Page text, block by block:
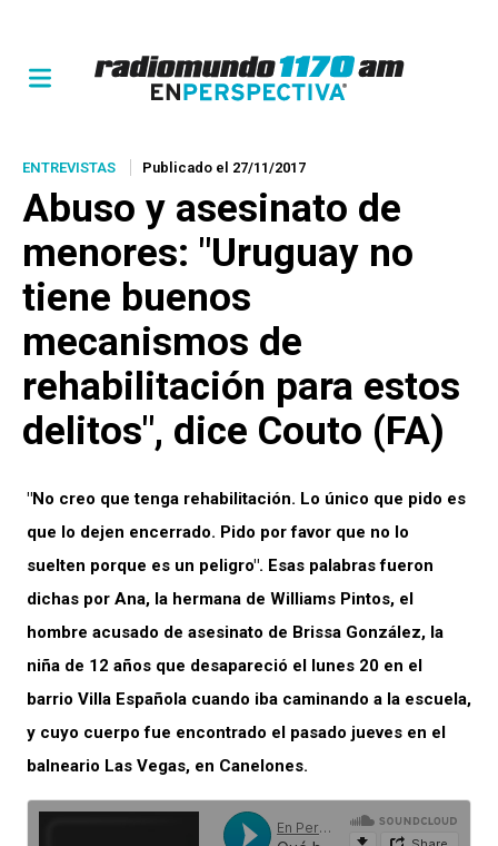
ENTREVISTAS Publicado el 27/11/2017
Abuso y asesinato de
menores: "Uruguay no
tiene buenos
mecanismos de
rehabilitación para estos
delitos", dice Couto (FA)
"No creo que tenga rehabilitación. Lo único que pido es
que lo dejen encerrado. Pido por favor que no lo
suelten porque es un peligro". Esas palabras fueron
dichas por Ana, la hermana de Williams Pintos, el
hombre acusado de asesinato de Brissa González, la
niña de 12 años que desapareció el lunes 20 en el
barrio Villa Española cuando iba caminando a la escuela,
y cuyo cuerpo fue encontrado el pasado jueves en el
balneario Las Vegas, en Canelones.